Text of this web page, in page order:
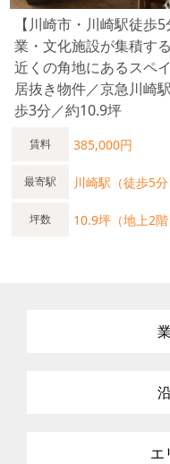
【川崎市・川崎駅徒歩
業・文化施設が集積す
近くの角地にあるスペ
居抜き物件／京急川崎
歩3分／約10.9坪
賃料 385,000円
最寄駅 川崎駅（徒歩5分
坪数 10.9坪（地上2階
エ